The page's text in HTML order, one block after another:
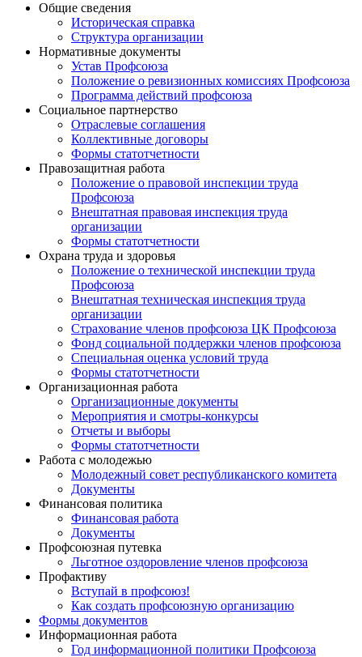
Общие сведения
Историческая справка
Структура организации
Нормативные документы
Устав Профсоюза
Положение о ревизионных комиссиях Профсоюза
Программа действий профсоюза
Социальное партнерство
Отраслевые соглашения
Коллективные договоры
Формы статотчетности
Правозащитная работа
Положение о правовой инспекции труда
Профсоюза
Внештатная правовая инспекция труда
организации
Формы статотчетности
Охрана труда и здоровья
Положение о технической инспекции труда
Профсоюза
Внештатная техническая инспекция труда
организации
Страхование членов профсоюза ЦК Профсоюза
Фонд социальной поддержки членов профсоюза
Специальная оценка условий труда
Формы статотчетности
Организационная работа
Организационные документы
Мероприятия и смотры-конкурсы
Отчеты и выборы
Формы статотчетности
Работа с молодежью
Молодежный совет республиканского комитета
Документы
Финансовая политика
Финансовая работа
Документы
Профсоюзная путевка
Льготное оздоровление членов профсоюза
Профактиву
Вступай в профсоюз!
Как создать профсоюзную организацию
Формы документов
Информационная работа
Год информационной политики Профсоюза